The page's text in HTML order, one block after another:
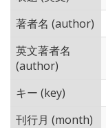
著者名 (author)
英文著者名
(author)
キー (key)
刊行月 (month)